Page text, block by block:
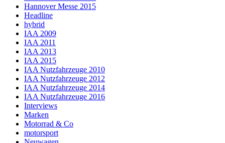
Hannover Messe 2015
Headline
hybrid
IAA 2009
IAA 2011
IAA 2013
IAA 2015
IAA Nutzfahrzeuge 2010
IAA Nutzfahrzeuge 2012
IAA Nutzfahrzeuge 2014
IAA Nutzfahrzeuge 2016
Interviews
Marken
Motorrad & Co
motorsport